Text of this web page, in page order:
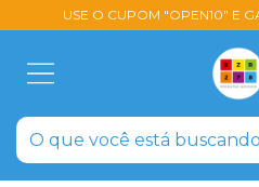
USE O CUPOM "OPEN10" E